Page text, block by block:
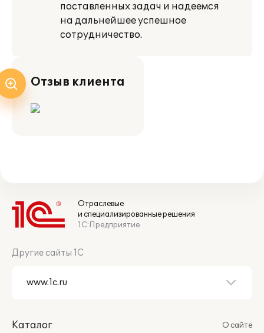
поставленных задач и надеемся
на дальнейшее успешное
сотрудничество.
Отзыв клиента
Отраслевые
и специализированные решения
1С:Предприятие
Другие сайты 1С
Каталог
О сайте